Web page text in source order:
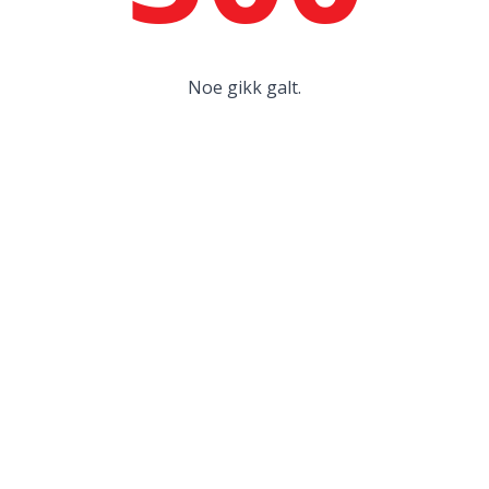
Noe gikk galt.